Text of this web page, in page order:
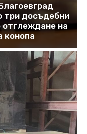
три досъдебни
отглеждане на
конопа